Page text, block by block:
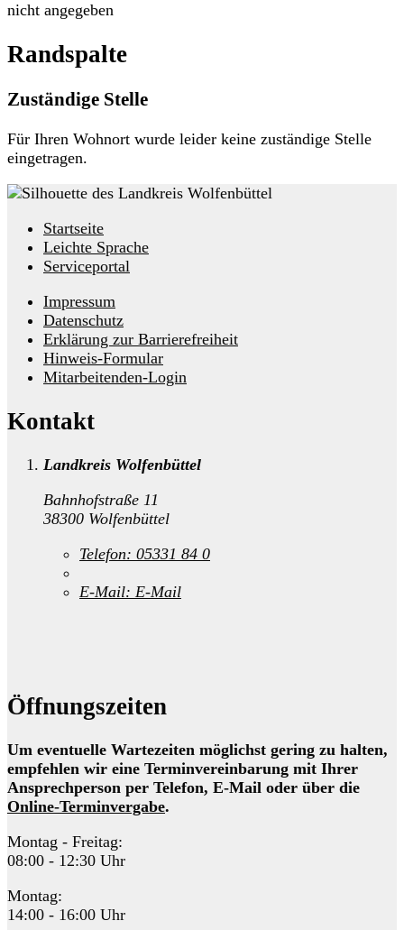
nicht angegeben
Randspalte
Zuständige Stelle
Für Ihren Wohnort wurde leider keine zuständige Stelle
eingetragen.
Startseite
Leichte Sprache
Serviceportal
Impressum
Datenschutz
Erklärung zur Barrierefreiheit
Hinweis-Formular
Mitarbeitenden-Login
Kontakt
Landkreis Wolfenbüttel
Bahnhofstraße 11
38300 Wolfenbüttel
Telefon: 05331 84 0
E-Mail: E-Mail
Öffnungszeiten
Um eventuelle Wartezeiten möglichst gering zu halten,
empfehlen wir eine Terminvereinbarung mit Ihrer
Ansprechperson per Telefon, E-Mail oder über die
Online-Terminvergabe.
Montag - Freitag:
08:00 - 12:30 Uhr
Montag:
14:00 - 16:00 Uhr